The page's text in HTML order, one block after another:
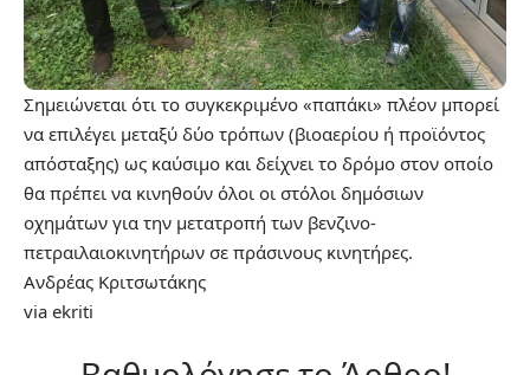
Σημειώνεται ότι το συγκεκριμένο «παπάκι» πλέον μπορεί
να επιλέγει μεταξύ δύο τρόπων (βιοαερίου ή προϊόντος
απόσταξης) ως καύσιμο και δείχνει το δρόμο στον οποίο
θα πρέπει να κινηθούν όλοι οι στόλοι δημόσιων
οχημάτων για την μετατροπή των βενζινο-
πετραιλαιοκινητήρων σε πράσινους κινητήρες.
Ανδρέας Κριτσωτάκης
via ekriti